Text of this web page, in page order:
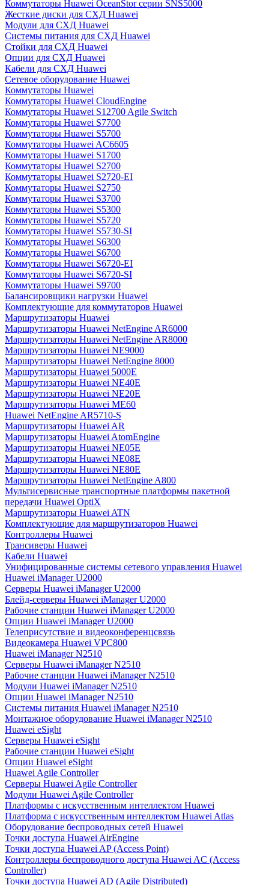
Коммутаторы Huawei OceanStor серии SNS5000
Жесткие диски для СХД Huawei
Модули для СХД Huawei
Системы питания для СХД Huawei
Стойки для СХД Huawei
Опции для СХД Huawei
Кабели для СХД Huawei
Сетевое оборудование Huawei
Коммутаторы Huawei
Коммутаторы Huawei CloudEngine
Коммутаторы Huawei S12700 Agile Switch
Коммутаторы Huawei S7700
Коммутаторы Huawei S5700
Коммутаторы Huawei AC6605
Коммутаторы Huawei S1700
Коммутаторы Huawei S2700
Коммутаторы Huawei S2720-EI
Коммутаторы Huawei S2750
Коммутаторы Huawei S3700
Коммутаторы Huawei S5300
Коммутаторы Huawei S5720
Коммутаторы Huawei S5730-SI
Коммутаторы Huawei S6300
Коммутаторы Huawei S6700
Коммутаторы Huawei S6720-EI
Коммутаторы Huawei S6720-SI
Коммутаторы Huawei S9700
Балансировщики нагрузки Huawei
Комплектующие для коммутаторов Huawei
Маршрутизаторы Huawei
Маршрутизаторы Huawei NetEngine AR6000
Маршрутизаторы Huawei NetEngine AR8000
Маршрутизаторы Huawei NE9000
Маршрутизаторы Huawei NetEngine 8000
Маршрутизаторы Huawei 5000E
Маршрутизаторы Huawei NE40E
Маршрутизаторы Huawei NE20E
Маршрутизаторы Huawei ME60
Huawei NetEngine AR5710-S
Маршрутизаторы Huawei AR
Маршрутизаторы Huawei AtomEngine
Маршрутизаторы Huawei NE05E
Маршрутизаторы Huawei NE08E
Маршрутизаторы Huawei NE80E
Маршрутизаторы Huawei NetEngine A800
Мультисервисные транспортные платформы пакетной
передачи Huawei OptiX
Маршрутизаторы Huawei ATN
Комплектующие для маршрутизаторов Huawei
Контроллеры Huawei
Трансиверы Huawei
Кабели Huawei
Унифицированные системы сетевого управления Huawei
Huawei iManager U2000
Серверы Huawei iManager U2000
Блейд-серверы Huawei iManager U2000
Рабочие станции Huawei iManager U2000
Опции Huawei iManager U2000
Телеприсутствие и видеоконференцсвязь
Видеокамера Huawei VPC800
Huawei iManager N2510
Серверы Huawei iManager N2510
Рабочие станции Huawei iManager N2510
Модули Huawei iManager N2510
Опции Huawei iManager N2510
Системы питания Huawei iManager N2510
Монтажное оборудование Huawei iManager N2510
Huawei eSight
Серверы Huawei eSight
Рабочие станции Huawei eSight
Опции Huawei eSight
Huawei Agile Controller
Серверы Huawei Agile Controller
Модули Huawei Agile Controller
Платформы с искусственным интеллектом Huawei
Платформа с искусственным интеллектом Huawei Atlas
Оборудование беспроводных сетей Huawei
Точки доступа Huawei AirEngine
Точки доступа Huawei AP (Access Point)
Контроллеры беспроводного доступа Huawei AC (Access
Controller)
Точки доступа Huawei AD (Agile Distributed)